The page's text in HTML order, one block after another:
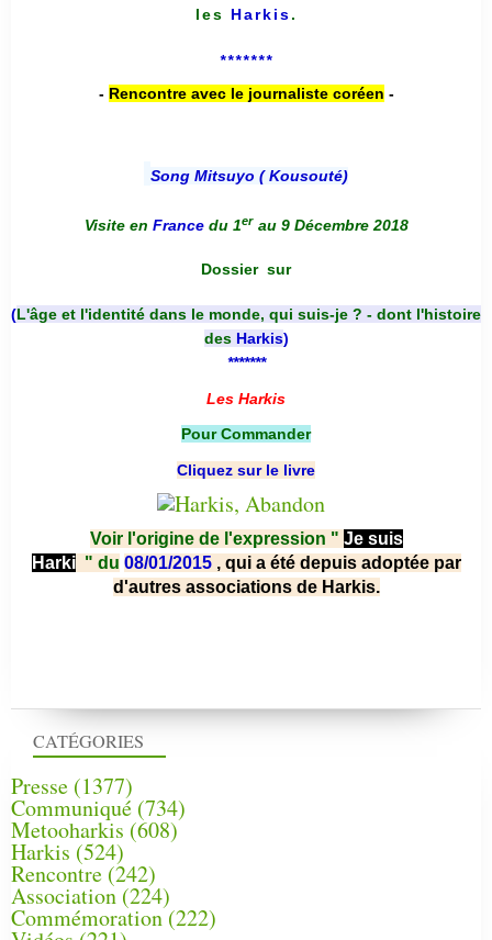
CATÉGORIES
Presse (1377)
Communiqué (734)
Metooharkis (608)
Harkis (524)
Rencontre (242)
Association (224)
Commémoration(222)
les Harkis.
*******
- Rencontre avec le journaliste coréen -
Song Mitsuyo ( Kousouté)
Visite en France du 1er au 9 Décembre 2018
Dossier sur
(L'âge et l'identité dans le monde, qui suis-je ? - dont l'histoire
des Harkis)
*******
Les Harkis
Pour Commander
Cliquez sur le livre
Voir l'origine de l'expression " Je suis
Harki " du 08/01/2015 , qui a été depuis adoptée par
d'autres associations de Harkis.